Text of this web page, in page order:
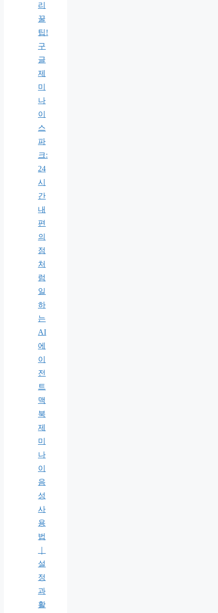
리
꿀
팁!
구
글
제
미
나
이
스
파
크:
24
시
간
내
편
의
점
처
럼
일
하
는
AI
에
이
전
트
맥
북
제
미
나
이
음
성
사
용
법
설
정
과
활